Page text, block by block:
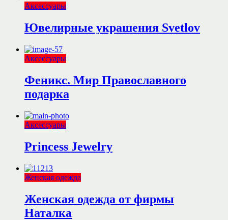
Аксессуары
Ювелирные украшения Svetlov
Аксессуары
Феникс. Мир Православного
подарка
Аксессуары
Princess Jewelry
Женская одежда
Женская одежда от фирмы
Наталка